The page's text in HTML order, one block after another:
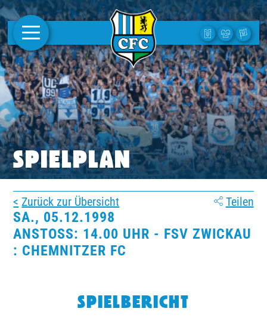
AKTUELLES
1. MANNSCHAFT
FRAUEN
CAMPUS
CLUB
CLUBMITGLIEDSCHAFT
BUSINESS
SÜDKURVE
SPIELPLAN
Zurück zur Übersicht Teilen
SA., 05.12.1998
ANSTOSS: 14.00 UHR - FSV ZWICKAU :
CHEMNITZER FC
SPIELBERICHT